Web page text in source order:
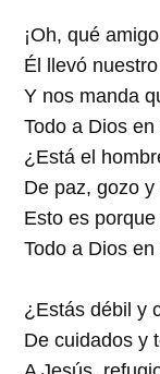
¡Oh, qué
Él llevó
Y nos manda
Todo a Dios en
¿Está el
De paz, gozo
Esto es
Todo a Dios en
¿Estás débil y
De cuidados y